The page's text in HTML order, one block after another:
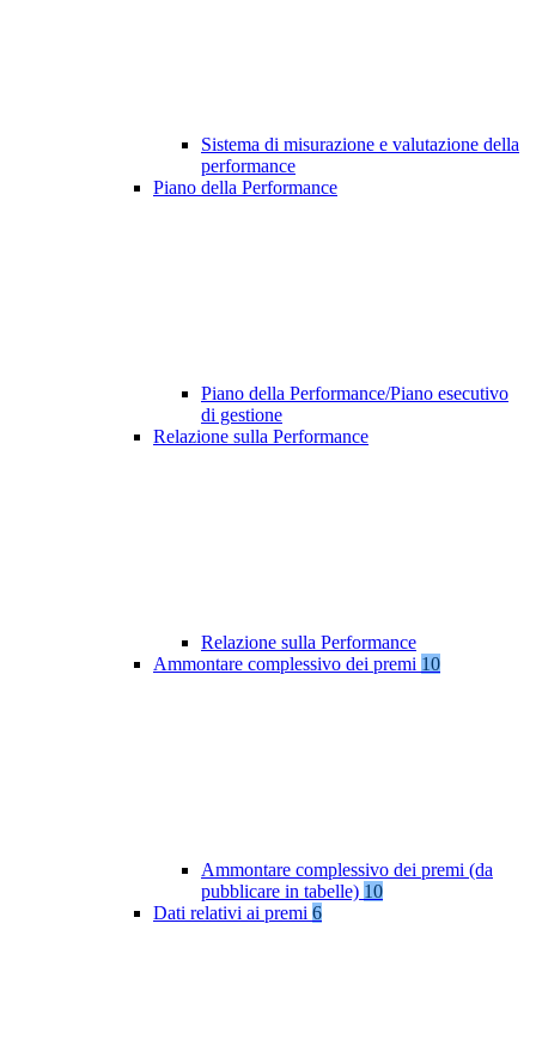
Sistema di misurazione e valutazione della
performance
Piano della Performance
Piano della Performance/Piano esecutivo
di gestione
Relazione sulla Performance
Relazione sulla Performance
Ammontare complessivo dei premi 10
Ammontare complessivo dei premi (da
pubblicare in tabelle) 10
Dati relativi ai premi 6